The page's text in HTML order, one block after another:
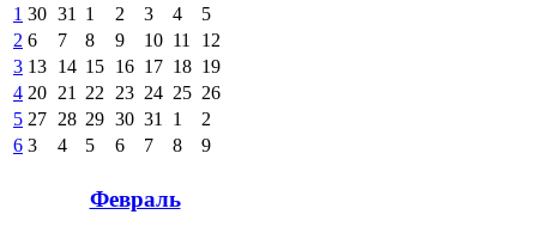
1 30 31 1 2 3 4
5
2 6 7 8 9 10 11
12
3 13 14 15 16 17 18 19
4 20 21 22 23 24 25 26
5 27 28 29 30 31 1
2
6 3 4 5 6 7 8 9
Февраль